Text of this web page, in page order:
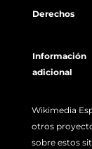
Derechos
Información
adicional
Wikimedia
otros
sobre estos